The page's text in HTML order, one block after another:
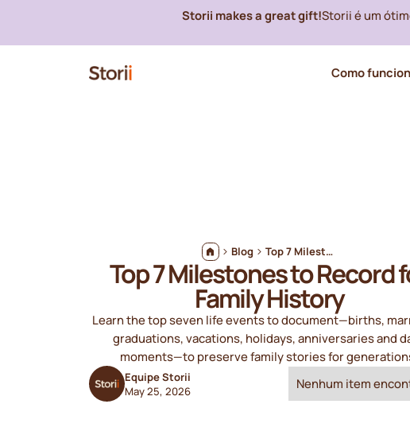
Storii makes a great gift!Storii é um
Como
Blog Top 7 Milestones to Record for Family History
Top 7 Milestones to Record
Family History
Learn the top seven life events to document—births,
graduations, vacations, holidays, anniversaries and
moments—to preserve family stories for
Equipe Storii
May 25, 2026
Nenhum item